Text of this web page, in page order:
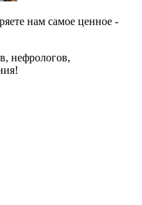
нам самое ценное -
нефрологов,